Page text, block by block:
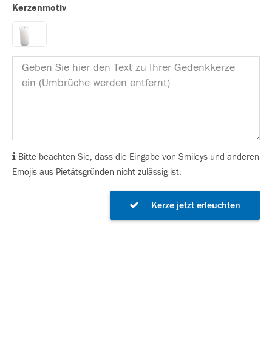
Kerzenmotiv
Bitte beachten Sie, dass die Eingabe von Smileys und anderen
Emojis aus Pietätsgründen nicht zulässig ist.
Kerze jetzt erleuchten